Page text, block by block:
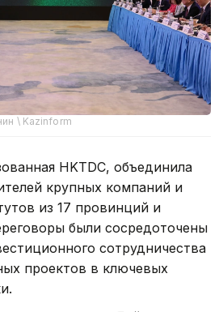
\ Kazinform
HKTDC, объединила
крупных компаний и
из 17 провинций и
были сосредоточены
сотрудничества
проектов в ключевых